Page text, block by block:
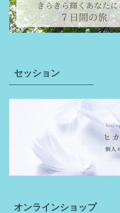
セッション
オンラインショップ